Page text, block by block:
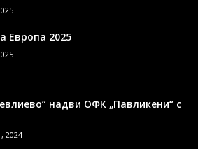
Европа 2025
надви ОФК „Павликени“ с
2024